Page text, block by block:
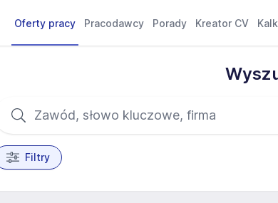
Oferty pracy Pracodawcy Porady Kreator CV
Filtry